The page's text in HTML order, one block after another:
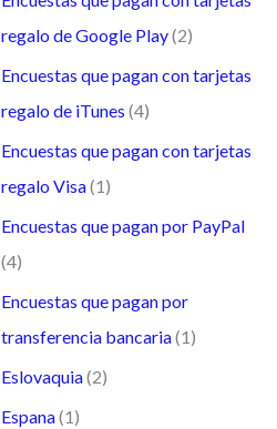
regalo de Google Play(2)
Encuestas que pagan con tarjetas
regalo de iTunes (4)
Encuestas que pagan con tarjetas
regalo Visa(1)
Encuestas que pagan por PayPal
(4)
Encuestas que pagan por
transferencia bancaria(1)
Eslovaquia(2)
Espana(1)